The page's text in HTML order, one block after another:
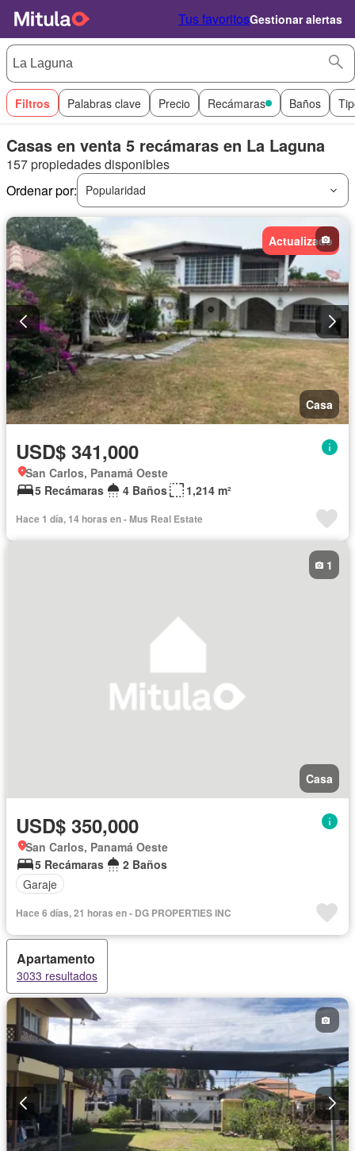
Tus favoritosGestionar alertas
Filtros Palabras clave Precio Recámaras Baños
Casas en venta 5 recámaras en La Laguna
157 propiedades disponibles
Ordenar por:
Popularidad
Actualizado
Casa
USD$ 341,000
San Carlos, Panamá Oeste
5 Recámaras
4 Baños 1,214 m²
Hace 1 día, 14 horas en - Mus Real Estate
Casa
1
USD$ 350,000
San Carlos, Panamá Oeste
5 Recámaras
2 Baños
Garaje
Hace 6 días, 21 horas en - DG PROPERTIES INC
Apartamento
3033 resultados